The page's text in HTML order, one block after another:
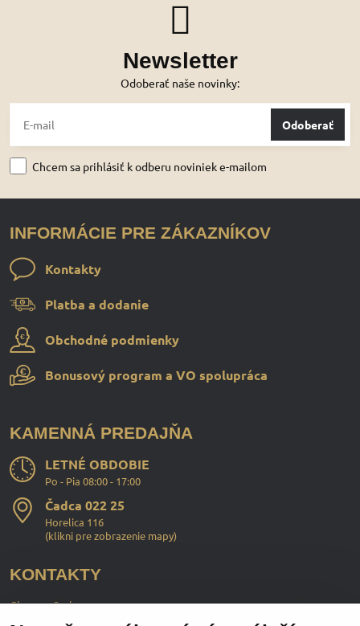
Newsletter
Odoberať naše novinky:
Odoberať
Chcem sa prihlásiť k odberu noviniek e-mailom
INFORMÁCIE PRE ZÁKAZNÍKOV
Kontakty
Platba a dodanie
Obchodné podmienky
Bonusový program a VO spolupráca
KAMENNÁ PREDAJŇA
LETNÉ OBDOBIE
Po - Pia 08:00 - 17:00
Čadca 022 25
Horelica 116
(klikni pre zobrazenie mapy)
KONTAKTY
ChopperStyle s.r.o.